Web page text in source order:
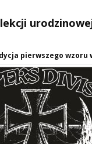
pierwszego